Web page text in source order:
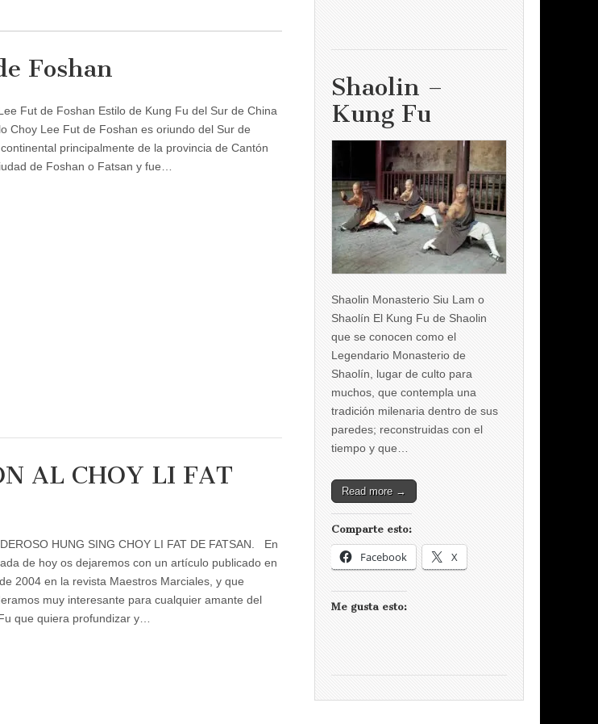
Foshan
Fut de Foshan Estilo de Kung Fu del Sur de China
Choy Lee Fut de Foshan es oriundo del Sur de
principalmente de la provincia de Cantón
de Foshan o Fatsan y fue…
AL CHOY LI FAT
HUNG SING CHOY LI FAT DE FATSAN. En
de hoy os dejaremos con un artículo publicado en
2004 en la revista Maestros Marciales, y que
muy interesante para cualquier amante del
que quiera profundizar y…
Shaolin –
Kung Fu
Shaolin Monasterio Siu Lam o
Shaolín El Kung Fu de Shaolin
que se conocen como el
Legendario Monasterio de
Shaolín, lugar de culto para
muchos, que contempla una
tradición milenaria dentro de sus
paredes; reconstruidas con el
tiempo y que…
Read more →
Comparte esto:
Facebook X
Me gusta esto: